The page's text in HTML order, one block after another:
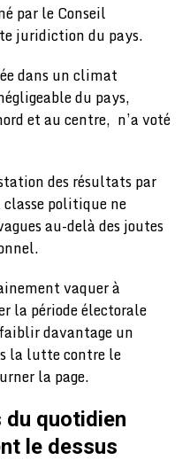
par le Conseil
juridiction du pays.
dans un climat
du pays,
et au centre, n’a voté
des résultats par
politique ne
au-delà des joutes
vaquer à
la période électorale
davantage un
la lutte contre le
la page.
du quotidien
le dessus